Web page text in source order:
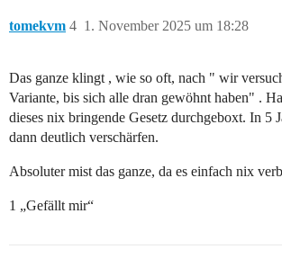
tomekvm 1. November 2025 um 18:28
4
Das ganze klingt , wie so oft, nach " wir
Variante, bis sich alle dran gewöhnt haben" .
dieses nix bringende Gesetz durchgeboxt. In 5
dann deutlich verschärfen.
Absoluter mist das ganze, da es einfach nix
1 „Gefällt mir“